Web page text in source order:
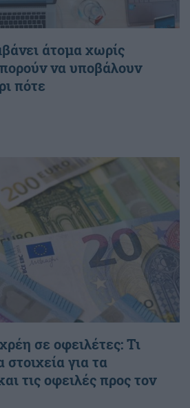
άτομα χωρίς
να υποβάλουν
πότε
σε οφειλέτες: Τι
στοιχεία για τα
τις οφειλές προς τον